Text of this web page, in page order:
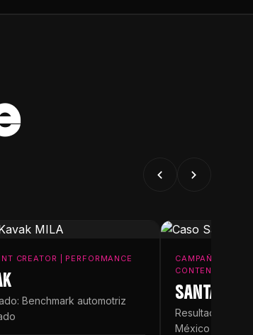
CREATOR | PERFORMANCE
Benchmark automotriz
CAMPAÑA DE
CONTENT
SANTA
Resultado:
México